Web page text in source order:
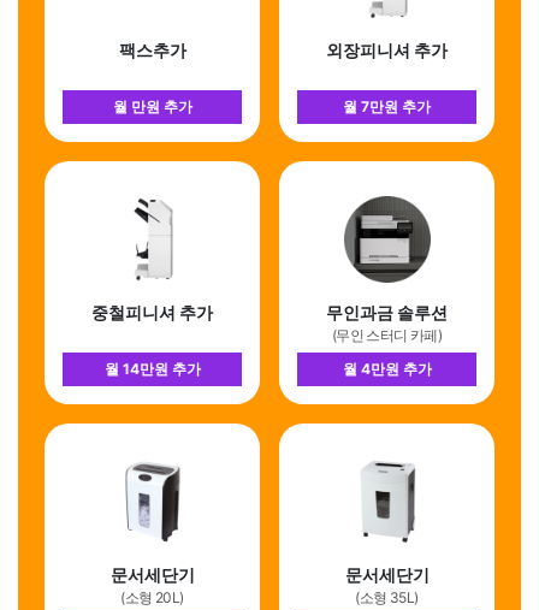
팩스추가
월 만원 추가
외장피니셔 추가
월 7만원 추가
중철피니셔 추가
월 14만원 추가
무인과금 솔루션
(무인 스터디 카페)
월 4만원 추가
문서세단기
(소형 20L)
문서세단기
(소형 35L)